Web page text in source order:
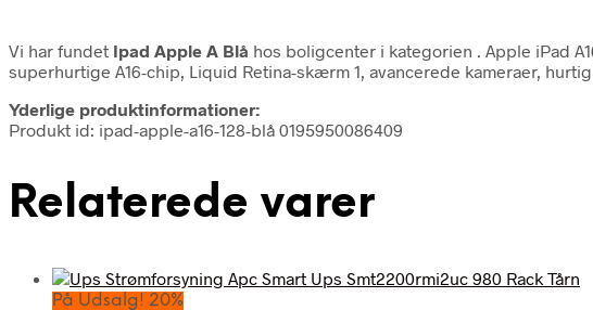
Vi har fundet Ipad Apple A Blå hos boligcenter i kategorien
. Apple iPad
superhurtige A16-chip, Liquid Retina-skærm 1, avancerede kameraer,
Yderlige produktinformationer:
Produkt id: ipad-apple-a16-128-blå 0195950086409
Relaterede varer
På Udsalg! 20%